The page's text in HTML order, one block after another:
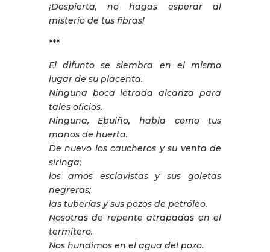
¡Despierta, no hagas esperar al
misterio de tus fibras!
***
El difunto se siembra en el mismo
lugar de su placenta.
Ninguna boca letrada alcanza para
tales oficios.
Ninguna, Ebuiño, habla como tus
manos de huerta.
De nuevo los caucheros y su venta de
siringa;
los amos esclavistas y sus goletas
negreras;
las tuberías y sus pozos de petróleo.
Nosotras de repente atrapadas en el
termitero.
Nos hundimos en el agua del pozo.